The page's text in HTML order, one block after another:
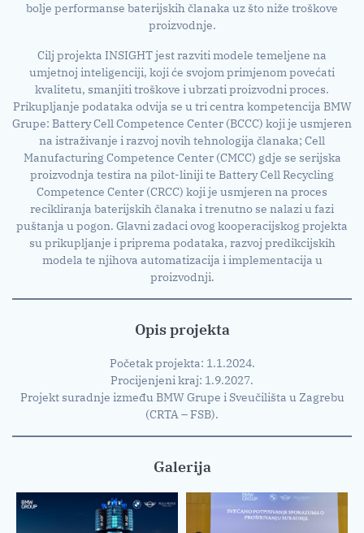
bolje performanse baterijskih članaka uz što niže troškove
proizvodnje.
Cilj projekta INSIGHT jest razviti modele temeljene na
umjetnoj inteligenciji, koji će svojom primjenom povećati
kvalitetu, smanjiti troškove i ubrzati proizvodni proces.
Prikupljanje podataka odvija se u tri centra kompetencija BMW
Grupe: Battery Cell Competence Center (BCCC) koji je usmjeren
na istraživanje i razvoj novih tehnologija članaka; Cell
Manufacturing Competence Center (CMCC) gdje se serijska
proizvodnja testira na pilot-liniji te Battery Cell Recycling
Competence Center (CRCC) koji je usmjeren na proces
recikliranja baterijskih članaka i trenutno se nalazi u fazi
puštanja u pogon. Glavni zadaci ovog kooperacijskog projekta
su prikupljanje i priprema podataka, razvoj predikcijskih
modela te njihova automatizacija i implementacija u
proizvodnji.
Opis projekta
Početak projekta: 1.1.2024.
Procijenjeni kraj: 1.9.2027.
Projekt suradnje između BMW Grupe i Sveučilišta u Zagrebu
(CRTA – FSB).
Galerija